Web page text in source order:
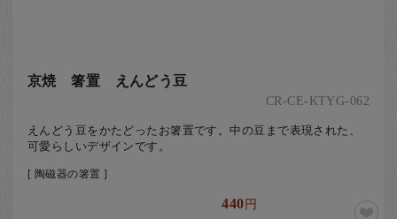
京焼 箸置 えんどう豆
CR-CE-KTYG-062
えんどう豆をかたどったお箸置です。中の豆まで表現された、
可愛らしいデザインです。
[ 陶磁器の箸置 ]
440円